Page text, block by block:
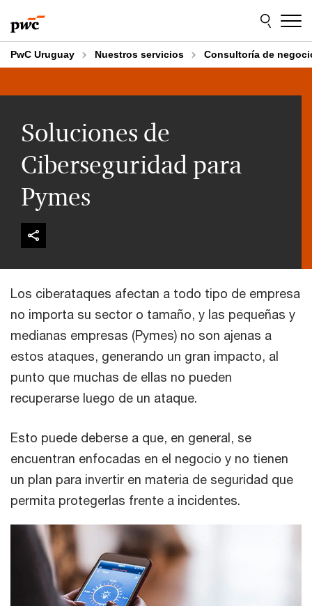
to
content
to
footer
PwC Uruguay Nuestros servicios Consultoría de
Soluciones de
Ciberseguridad para
Pymes
Los ciberataques afectan a todo tipo de empresa
no importa su sector o tamaño, y las pequeñas y
medianas empresas (Pymes) no son ajenas a
estos ataques, generando un gran impacto, al
punto que muchas de ellas no pueden
recuperarse luego de un ataque.
Esto puede deberse a que, en general, se
encuentran enfocadas en el negocio y no tienen
un plan para invertir en materia de seguridad que
permita protegerlas frente a incidentes.